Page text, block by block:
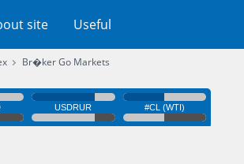
site Useful
Br�ker Go Markets